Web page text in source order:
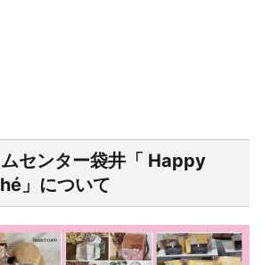
センター袋井「 Happy
」について